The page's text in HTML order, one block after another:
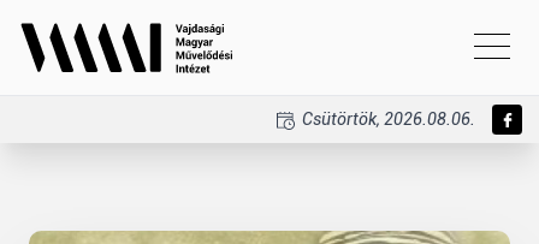
Csütörtök, 2026.08.06.